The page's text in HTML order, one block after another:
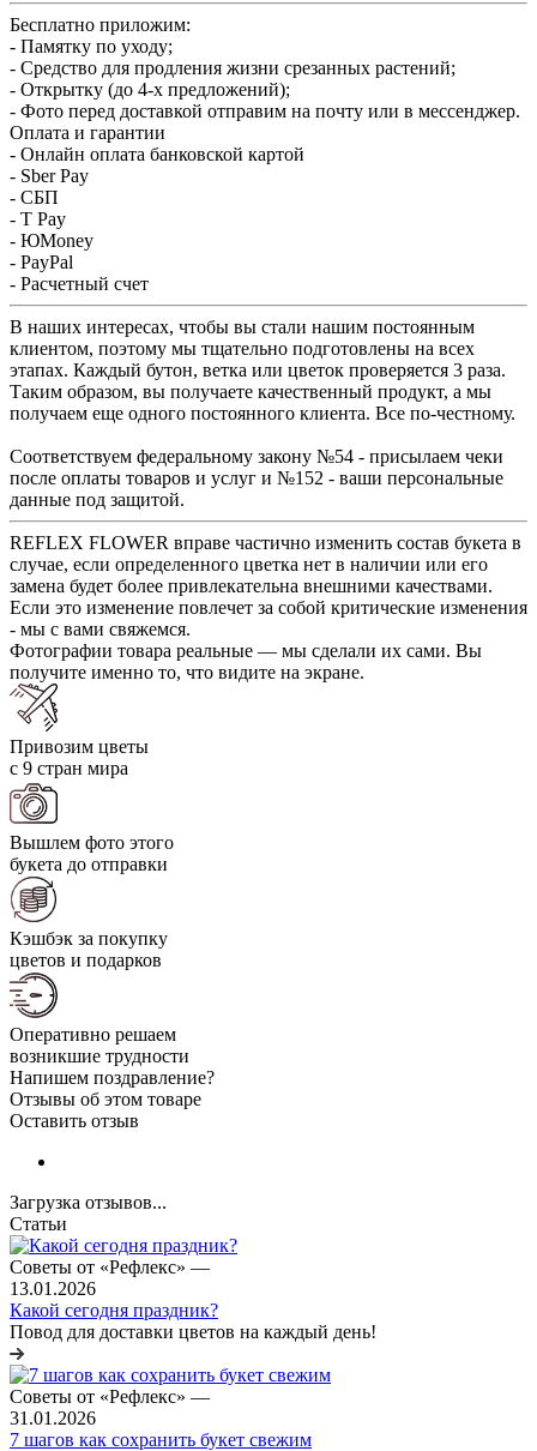
Бесплатно приложим:
- Памятку по уходу;
- Средство для продления жизни срезанных растений;
- Открытку (до 4-х предложений);
- Фото перед доставкой отправим на почту или в мессенджер.
Оплата и гарантии
- Онлайн оплата банковской картой
- Sber Pay
- СБП
- T Pay
- ЮMoney
- PayPal
- Расчетный счет
В наших интересах, чтобы вы стали нашим постоянным
клиентом, поэтому мы тщательно подготовлены на всех
этапах. Каждый бутон, ветка или цветок проверяется 3 раза.
Таким образом, вы получаете качественный продукт, а мы
получаем еще одного постоянного клиента. Все по-честному.
Соответствуем федеральному закону №54 - присылаем чеки
после оплаты товаров и услуг и №152 - ваши персональные
данные под защитой.
REFLEX FLOWER вправе частично изменить состав букета в
случае, если определенного цветка нет в наличии или его
замена будет более привлекательна внешними качествами.
Если это изменение повлечет за собой критические изменения
- мы с вами свяжемся.
Фотографии товара реальные — мы сделали их сами. Вы
получите именно то, что видите на экране.
Привозим цветы
с 9 стран мира
Вышлем фото этого
букета до отправки
Кэшбэк за покупку
цветов и подарков
Оперативно решаем
возникшие трудности
Напишем поздравление?
Отзывы об этом товаре
Оставить отзыв
Загрузка отзывов...
Статьи
Советы от «Рефлекс» —
13.01.2026
Какой сегодня праздник?
Повод для доставки цветов на каждый день!
Советы от «Рефлекс» —
31.01.2026
7 шагов как сохранить букет свежим